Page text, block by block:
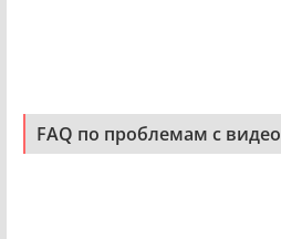
FAQ по проблемам с видео